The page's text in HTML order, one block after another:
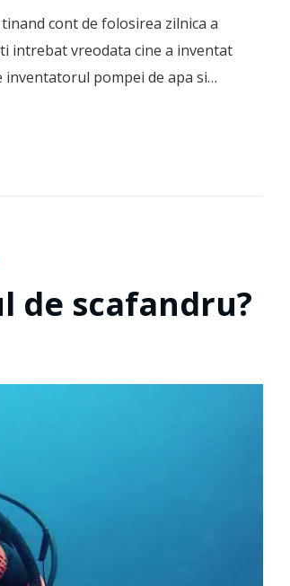
cont de folosirea zilnica a
intrebat vreodata cine a inventat
inventatorul pompei de apa si…
de scafandru?